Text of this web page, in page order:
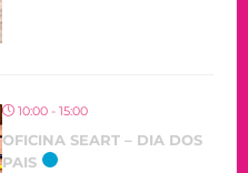
10:00 - 15:00
OFICINA SEART – DIA DOS
PAIS